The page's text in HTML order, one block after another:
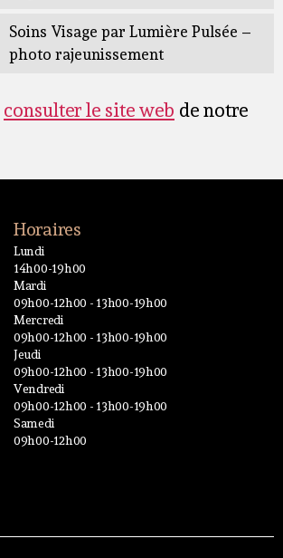
Soins Visage par Lumière Pulsée –
photo rajeunissement
consulter le site web de notre
Horaires
Lundi
14h00-19h00
Mardi
09h00-12h00 - 13h00-19h00
Mercredi
09h00-12h00 - 13h00-19h00
Jeudi
09h00-12h00 - 13h00-19h00
Vendredi
09h00-12h00 - 13h00-19h00
Samedi
09h00-12h00